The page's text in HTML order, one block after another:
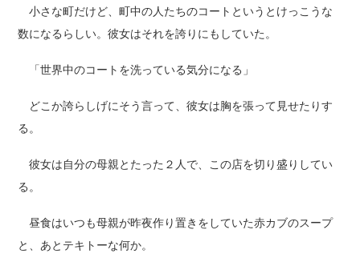
小さな町だけど、町中の人たちのコートというとけっこうな
数になるらしい。彼女はそれを誇りにもしていた。
「世界中のコートを洗っている気分になる」
どこか誇らしげにそう言って、彼女は胸を張って見せたりす
る。
彼女は自分の母親とたった２人で、この店を切り盛りしてい
る。
昼食はいつも母親が昨夜作り置きをしていた赤カブのスープ
と、あとテキトーな何か。